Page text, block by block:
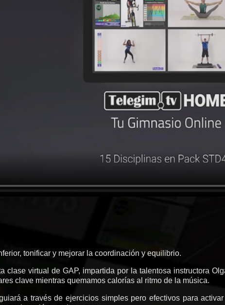
tonificar y mejorar la coordinación y equilibrio.
clase virtual de GAP, impartida por la talentosa instructora
clave mientras quemamos calorías al ritmo de la música.
a través de ejercicios simples pero efectivos para